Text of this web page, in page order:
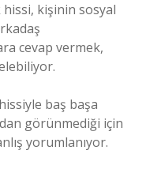
kişinin sosyal
cevap vermek,
baş başa
görünmediği için
yorumlanıyor.